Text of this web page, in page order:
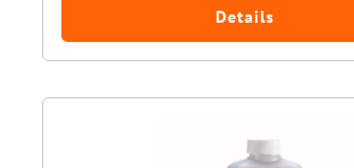
Details